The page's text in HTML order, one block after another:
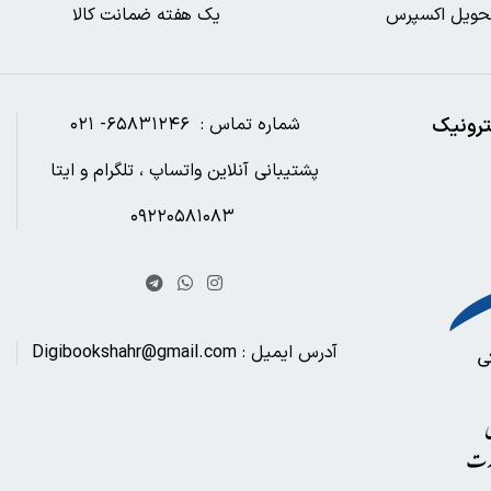
اکسپرس یک هفته ضمانت کالا
شماره تماس : ۶۵۸۳۱۲۴۶- ۰۲۱
پشتیبانی آنلاین واتساپ ، تلگرام و ایتا
آدرس ایمیل : Digibookshahr@gmail.com